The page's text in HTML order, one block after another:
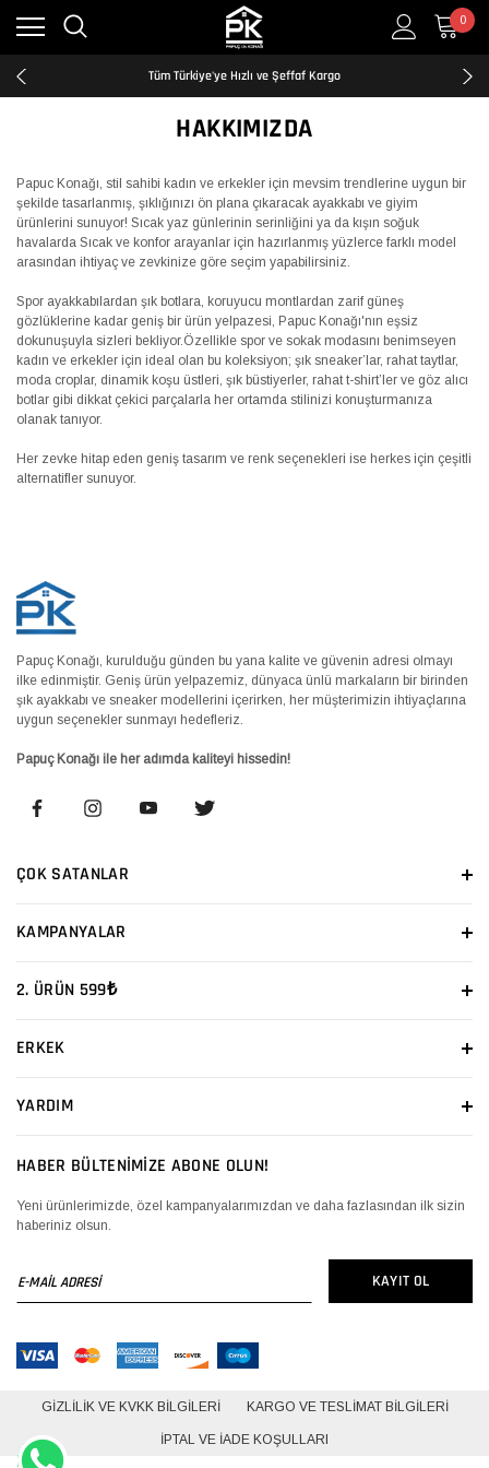
0
Kredi Kartına Taksit İmkanı
2500₺ ve Üzeri Ücretsiz Kargo
Tüm Türkiye'ye Hızlı ve Şeffaf Kargo
Kredi Kartına Taksit İmkanı
2500₺ ve Üzeri Ücretsiz Kargo
Tüm Türkiye'ye Hızlı ve Şeffaf Kargo
HAKKIMIZDA
Papuc Konağı, stil sahibi kadın ve erkekler için mevsim trendlerine uygun bir
şekilde tasarlanmış, şıklığınızı ön plana çıkaracak ayakkabı ve giyim
ürünlerini sunuyor! Sıcak yaz günlerinin serinliğini ya da kışın soğuk
havalarda Sıcak ve konfor arayanlar için hazırlanmış yüzlerce farklı model
arasından ihtiyaç ve zevkinize göre seçim yapabilirsiniz.
Spor ayakkabılardan şık botlara, koruyucu montlardan zarif güneş
gözlüklerine kadar geniş bir ürün yelpazesi, Papuc Konağı'nın eşsiz
dokunuşuyla sizleri bekliyor.Özellikle spor ve sokak modasını benimseyen
kadın ve erkekler için ideal olan bu koleksiyon; şık sneaker’lar, rahat taytlar,
moda croplar, dinamik koşu üstleri, şık büstiyerler, rahat t-shirt’ler ve göz alıcı
botlar gibi dikkat çekici parçalarla her ortamda stilinizi konuşturmanıza
olanak tanıyor.
Her zevke hitap eden geniş tasarım ve renk seçenekleri ise herkes için çeşitli
alternatifler sunuyor.
Papuç Konağı, kurulduğu günden bu yana kalite ve güvenin adresi olmayı
ilke edinmiştir. Geniş ürün yelpazemiz, dünyaca ünlü markaların bir birinden
şık ayakkabı ve sneaker modellerini içerirken, her müşterimizin ihtiyaçlarına
uygun seçenekler sunmayı hedefleriz.
Papuç Konağı ile her adımda kaliteyi hissedin!
ÇOK SATANLAR
KAMPANYALAR
2. ÜRÜN 599₺
ERKEK
YARDIM
HABER BÜLTENİMİZE ABONE OLUN!
Yeni ürünlerimizde, özel kampanyalarımızdan ve daha fazlasından ilk sizin
haberiniz olsun.
MAİL
KAYIT OL
GIZLILIK VE KVKK BILGILERI KARGO VE TESLIMAT BILGILERI
İPTAL VE İADE KOŞULLARI